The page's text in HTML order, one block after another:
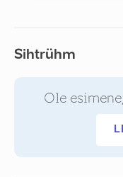
Sihtrühm
Ole